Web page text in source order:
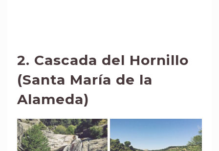
2. Cascada del Hornillo
(Santa María de la
Alameda)